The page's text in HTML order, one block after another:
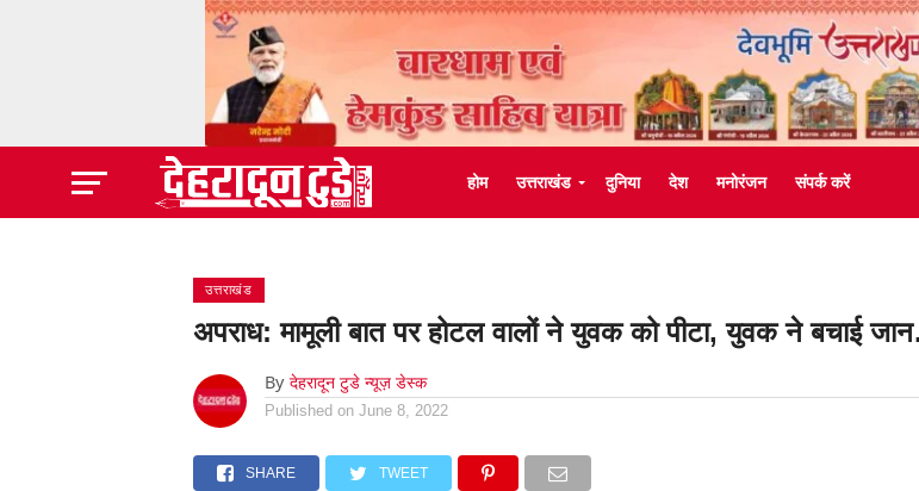
होम उत्तराखंड दुनिया देश मनोरंजन संपर्क करें
उत्तराखंड
अपराध: मामूली बात पर होटल वालों ने युवक को पीटा, युवक ने बचाई
By देहरादून टुडे न्यूज़ डेस्क
Published on June 8, 2022
SHARE TWEET